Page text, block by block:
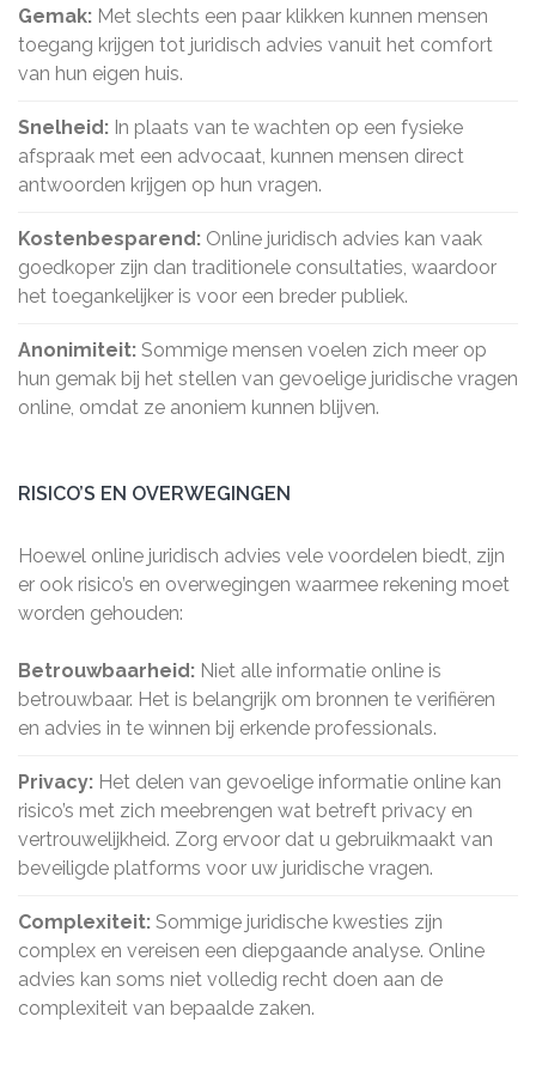
Gemak: Met slechts een paar klikken kunnen mensen
toegang krijgen tot juridisch advies vanuit het comfort
van hun eigen huis.
Snelheid: In plaats van te wachten op een fysieke
afspraak met een advocaat, kunnen mensen direct
antwoorden krijgen op hun vragen.
Kostenbesparend: Online juridisch advies kan vaak
goedkoper zijn dan traditionele consultaties, waardoor
het toegankelijker is voor een breder publiek.
Anonimiteit: Sommige mensen voelen zich meer op
hun gemak bij het stellen van gevoelige juridische vragen
online, omdat ze anoniem kunnen blijven.
RISICO’S EN OVERWEGINGEN
Hoewel online juridisch advies vele voordelen biedt, zijn
er ook risico’s en overwegingen waarmee rekening moet
worden gehouden:
Betrouwbaarheid: Niet alle informatie online is
betrouwbaar. Het is belangrijk om bronnen te verifiëren
en advies in te winnen bij erkende professionals.
Privacy: Het delen van gevoelige informatie online kan
risico’s met zich meebrengen wat betreft privacy en
vertrouwelijkheid. Zorg ervoor dat u gebruikmaakt van
beveiligde platforms voor uw juridische vragen.
Complexiteit: Sommige juridische kwesties zijn
complex en vereisen een diepgaande analyse. Online
advies kan soms niet volledig recht doen aan de
complexiteit van bepaalde zaken.